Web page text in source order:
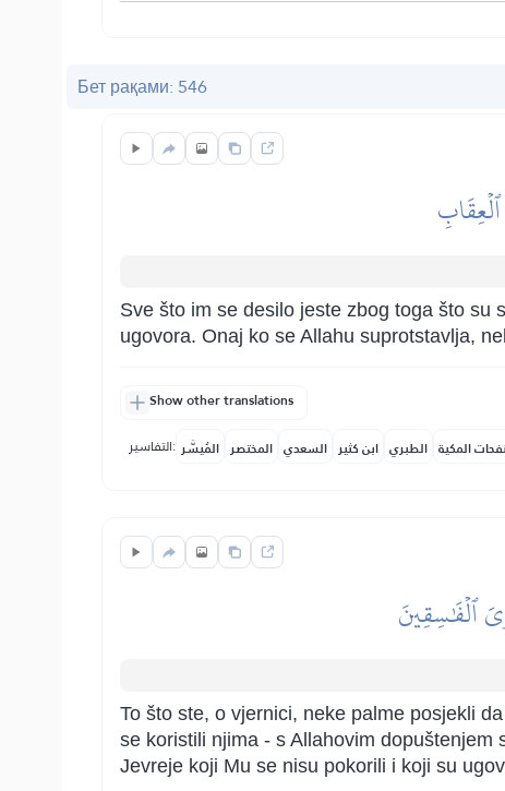
Бет рақами: 546
Sve što im se desilo jeste zbog toga što su
ugovora. Onaj ko se Allahu suprotstavlja,
Show other translations
التفاسير: المُيسَّر المختصر السعدي ابن كثير الطبري المكية
ٱلۡفَٰسِقِينَ
To što ste, o vjernici, neke palme posjekli
se koristili njima - s Allahovim dopuštenjem
Jevreje koji Mu se nisu pokorili i koji su